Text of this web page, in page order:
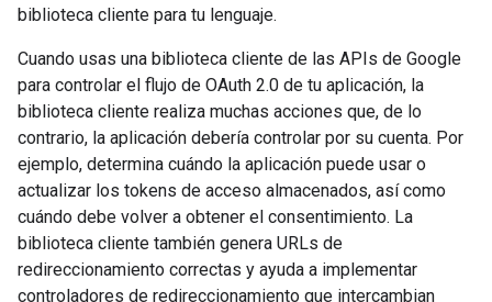
biblioteca cliente para tu lenguaje.
Cuando usas una biblioteca cliente de las APIs de Google
para controlar el flujo de OAuth 2.0 de tu aplicación, la
biblioteca cliente realiza muchas acciones que, de lo
contrario, la aplicación debería controlar por su cuenta. Por
ejemplo, determina cuándo la aplicación puede usar o
actualizar los tokens de acceso almacenados, así como
cuándo debe volver a obtener el consentimiento. La
biblioteca cliente también genera URLs de
redireccionamiento correctas y ayuda a implementar
controladores de redireccionamiento que intercambian